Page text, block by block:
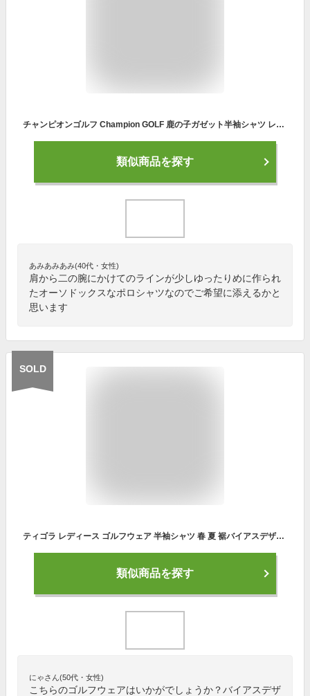
チャンピオンゴルフ Champion GOLF 鹿の子ガゼット半袖シャツ レディスレディース 2021年 春夏 クリアランス セール ゴルフウェア ゴルフ
類似商品を探す
あみあみあみ(40代・女性)
肩から二の腕にかけてのラインが少しゆったりめに作られ
たオーソドックスなポロシャツなのでご希望に添えるかと
思います
SOLD
ティゴラ レディース ゴルフウェア 半袖シャツ 春 夏 裾バイアスデザインハイネックシャツ (TR-1H2152H) 吸汗速乾機能付き TIGORA
類似商品を探す
にゃさん(50代・女性)
こちらのゴルフウェアはいかがでしょうか？バイアスデザ